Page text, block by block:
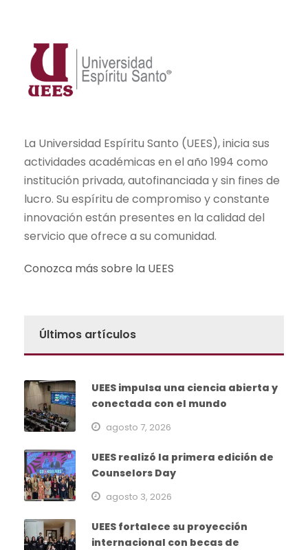
La Universidad Espíritu Santo (UEES), inicia sus
actividades académicas en el año 1994 como
institución privada, autofinanciada y sin fines de
lucro. Su espíritu de compromiso y constante
innovación están presentes en la calidad del
servicio que ofrece a su comunidad.
Conozca más sobre la UEES
Últimos artículos
UEES impulsa una ciencia abierta y
conectada con el mundo
agosto 7, 2026
UEES realizó la primera edición de
Counselors Day
agosto 3, 2026
UEES fortalece su proyección
internacional con becas de